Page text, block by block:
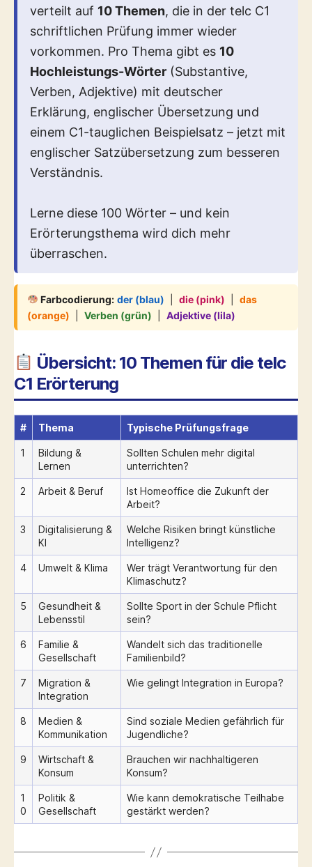
verteilt auf 10 Themen, die in der telc C1
schriftlichen Prüfung immer wieder
vorkommen. Pro Thema gibt es 10
Hochleistungs-Wörter (Substantive,
Verben, Adjektive) mit deutscher
Erklärung, englischer Übersetzung und
einem C1-tauglichen Beispielsatz – jetzt mit
englischer Satzübersetzung zum besseren
Verständnis.
Lerne diese 100 Wörter – und kein
Erörterungsthema wird dich mehr
überraschen.
Farbcodierung: der (blau) die (pink)
das
(orange)
Verben (grün) Adjektive (lila)
Übersicht: 10 Themen für die telc
C1 Erörterung
# Thema Typische Prüfungsfrage
1
Bildung &
Lernen
Sollten Schulen mehr digital
unterrichten?
2 Arbeit & Beruf
Ist Homeoffice die Zukunft der
Arbeit?
3
Digitalisierung &
KI
Welche Risiken bringt künstliche
Intelligenz?
4 Umwelt & Klima
Wer trägt Verantwortung für den
Klimaschutz?
5
Gesundheit &
Lebensstil
Sollte Sport in der Schule Pflicht
sein?
6
Familie &
Gesellschaft
Wandelt sich das traditionelle
Familienbild?
7
Migration &
Integration
Wie gelingt Integration in Europa?
8
Medien &
Kommunikation
Sind soziale Medien gefährlich für
Jugendliche?
9
Wirtschaft &
Konsum
Brauchen wir nachhaltigeren
Konsum?
1
0
Politik &
Gesellschaft
Wie kann demokratische Teilhabe
gestärkt werden?